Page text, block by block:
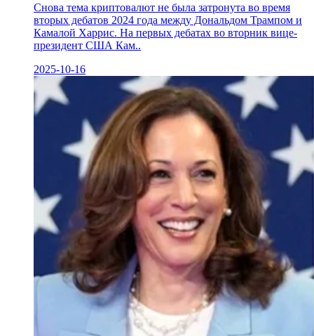
Снова тема криптовалют не была затронута во время
вторых дебатов 2024 года между Дональдом Трампом и
Камалой Харрис. На первых дебатах во вторник вице-
президент США Кам..
2025-10-16